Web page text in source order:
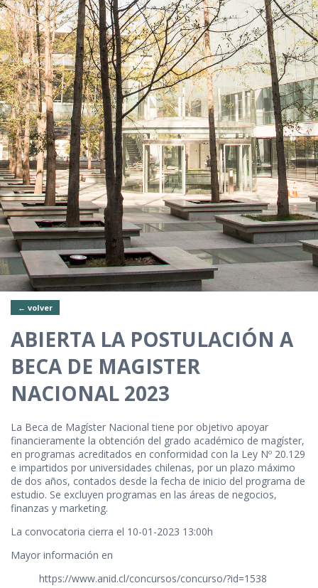
← volver
ABIERTA LA POSTULACIÓN A
BECA DE MAGISTER
NACIONAL 2023
La Beca de Magíster Nacional tiene por objetivo apoyar
financieramente la obtención del grado académico de magíster,
en programas acreditados en conformidad con la Ley Nº 20.129
e impartidos por universidades chilenas, por un plazo máximo
de dos años, contados desde la fecha de inicio del programa de
estudio. Se excluyen programas en las áreas de negocios,
finanzas y marketing.
La convocatoria cierra el 10-01-2023 13:00h
Mayor información en
https://www.anid.cl/concursos/concurso/?id=1538